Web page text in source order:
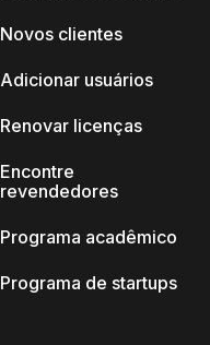
Novos clientes
Adicionar usuários
Renovar licenças
Encontre
revendedores
Programa acadêmico
Programa de startups